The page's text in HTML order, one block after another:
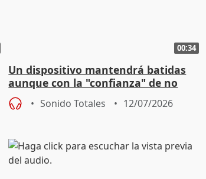
00:34
Un dispositivo mantendrá batidas
aunque con la "confianza" de no
hallar más fallecidos
Sonido Totales 12/07/2026